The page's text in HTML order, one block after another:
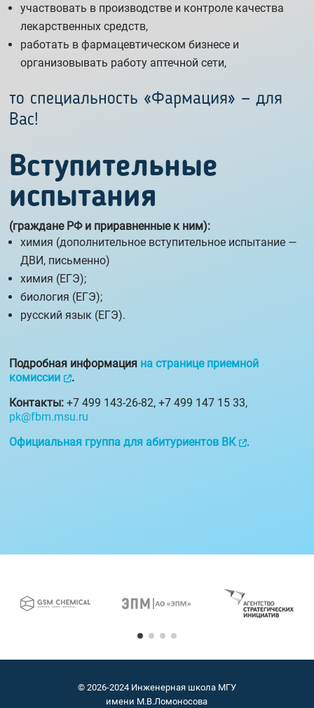
участвовать в производстве и контроле качества
лекарственных средств,
работать в фармацевтическом бизнесе и
организовывать работу аптечной сети,
то специальность «Фармация» — для
Вас!
Вступительные
испытания
(граждане РФ и приравненные к ним):
химия (дополнительное вступительное испытание —
ДВИ, письменно)
химия (ЕГЭ);
биология (ЕГЭ);
русский язык (ЕГЭ).
Подробная информация на странице приемной
комиссии
.
Контакты:+7 499 143-26-82, +7 499 147 15 33,
pk@fbm.msu.ru
Официальная группа для абитуриентов ВК
.
© 2026-2024 Инженерная школа МГУ
имени М.В.Ломоносова